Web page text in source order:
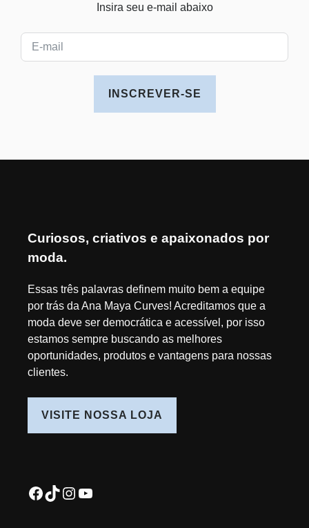
Insira seu e-mail abaixo
INSCREVER-SE
Curiosos, criativos e apaixonados por
moda.
Essas três palavras definem muito bem a equipe
por trás da Ana Maya Curves! Acreditamos que a
moda deve ser democrática e acessível, por isso
estamos sempre buscando as melhores
oportunidades, produtos e vantagens para nossas
clientes.
VISITE NOSSA LOJA
Facebook
TikTok
Instagram
Youtube